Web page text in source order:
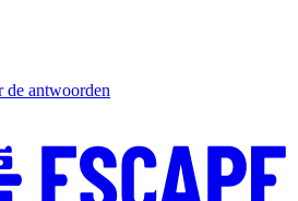
antwoorden